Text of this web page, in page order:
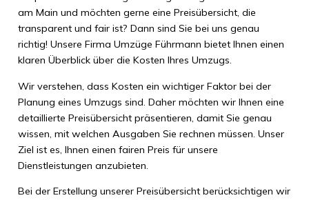
am Main und möchten gerne eine Preisübersicht, die
transparent und fair ist? Dann sind Sie bei uns genau
richtig! Unsere Firma Umzüge Führmann bietet Ihnen einen
klaren Überblick über die Kosten Ihres Umzugs.
Wir verstehen, dass Kosten ein wichtiger Faktor bei der
Planung eines Umzugs sind. Daher möchten wir Ihnen eine
detaillierte Preisübersicht präsentieren, damit Sie genau
wissen, mit welchen Ausgaben Sie rechnen müssen. Unser
Ziel ist es, Ihnen einen fairen Preis für unsere
Dienstleistungen anzubieten.
Bei der Erstellung unserer Preisübersicht berücksichtigen wir